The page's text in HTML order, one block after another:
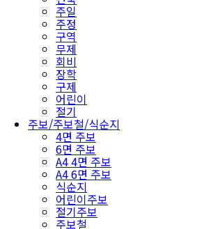
주일
주정
구역
무제
회비
장학
구제
어린이
절기
주보/주보철/식순지
4면 주보
6면 주보
A4 4면 주보
A4 6면 주보
식순지
어린이주보
절기주보
주보철